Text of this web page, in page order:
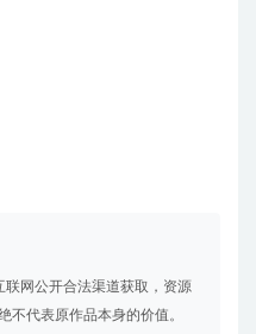
联网公开合法渠道获取，资源
不代表原作品本身的价值。